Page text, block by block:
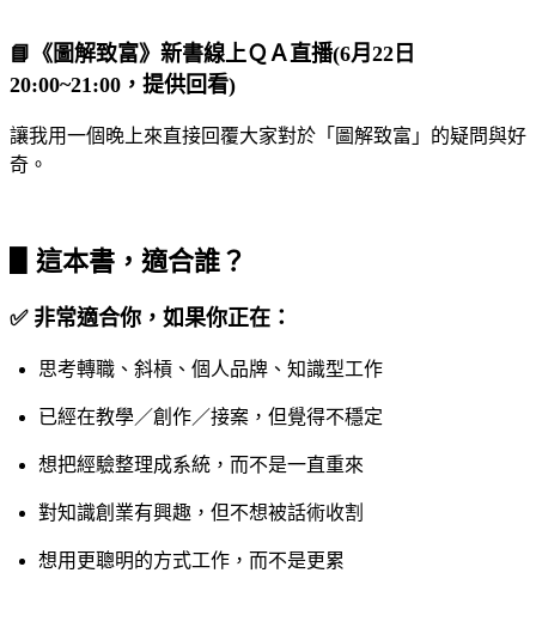
📘《圖解致富》新書線上ＱＡ直播(6月22日
20:00~21:00，提供回看)
讓我用一個晚上來直接回覆大家對於「圖解致富」的疑問與好
奇。
▋這本書，適合誰？
✅ 非常適合你，如果你正在：
思考轉職、斜槓、個人品牌、知識型工作
已經在教學／創作／接案，但覺得不穩定
想把經驗整理成系統，而不是一直重來
對知識創業有興趣，但不想被話術收割
想用更聰明的方式工作，而不是更累